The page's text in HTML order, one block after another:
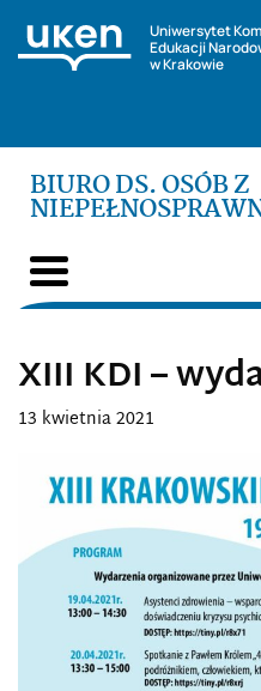
Uniwersytet
Edukacji
w Krakowie
BIURO DS. OSÓB Z
XIII KDI –
13 kwietnia 2021